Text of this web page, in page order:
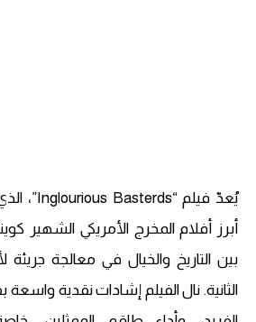
أبرز أفلام المخرج الأمريكي الشهير
بين التاريخ والخيال في معالجة جريئة
الثانية. نال الفيلم إشادات نقدية